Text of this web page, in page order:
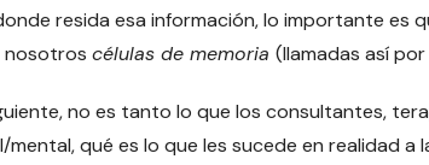
resida esa información, lo importante es
células de memoria (llamadas así
no es tanto lo que los consultantes,
qué es lo que les sucede en realidad a